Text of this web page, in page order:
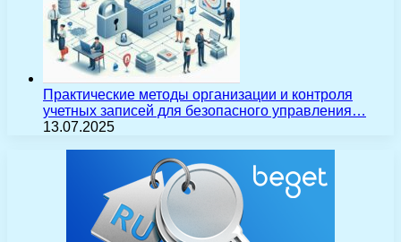
Практические методы организации и контроля
учетных записей для безопасного управления…
13.07.2025